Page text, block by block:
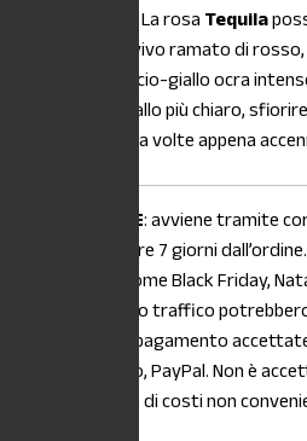
La rosaTequila
nasce arancio vivo ramato di
stupendo arancio-giallo ocra
passaggio a giallo più chiaro,
suo profumo è a volte appena
SPEDIZIONE: avviene tramite
entro e non oltre 7 giorni
stagionalità, come Black Friday,
causa di intenso traffico
Le modalità di pagamento
Carta di credito, PayPal. Non è
maggiorazione di costi non